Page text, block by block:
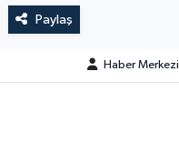
Paylaş
Haber Merkezi